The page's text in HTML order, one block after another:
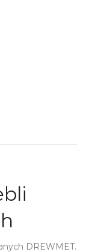
DREWMET.